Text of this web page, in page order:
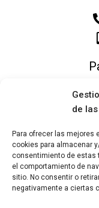
de
Para ofrecer las mejores
cookies para almacenar
consentimiento de estas
el comportamiento de
sitio. No consentir o
negativamente a ciertas